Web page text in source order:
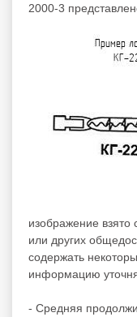
2000-3
изображение взято
или других
содержать
информацию
- Средняя